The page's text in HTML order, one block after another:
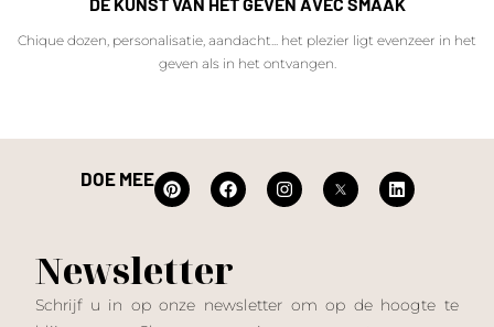
Chique dozen, personalisatie, aandacht... het plezier ligt evenzeer in het
geven als in het ontvangen.
DOE MEE
Newsletter
Schrijf u in op onze newsletter om op de hoogte te